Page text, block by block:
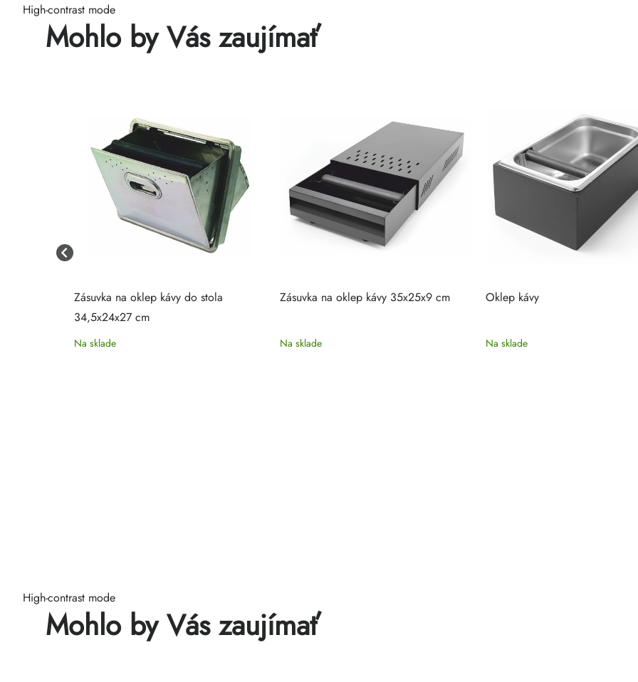
High-contrast mode
Mohlo by Vás zaujímať
Zásuvka na oklep kávy do stola
34,5x24x27 cm
Na sklade
Zásuvka na oklep kávy 35x25x9 cm
Na sklade
Oklep kávy
Na sklade
High-contrast mode
Mohlo by Vás zaujímať